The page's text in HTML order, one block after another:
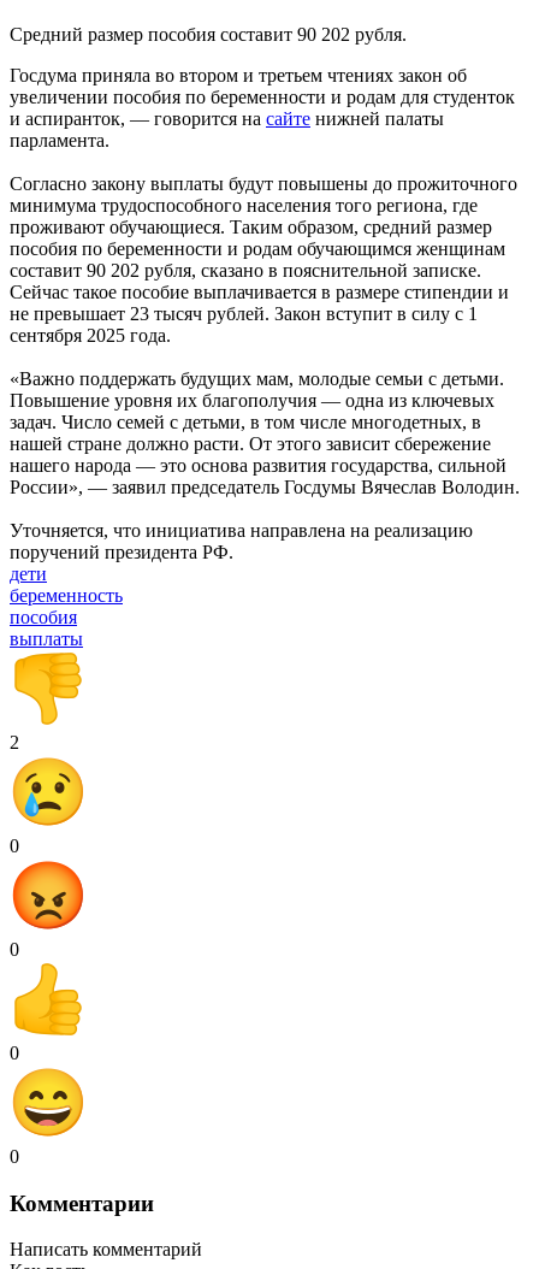
Средний размер пособия составит 90 202 рубля.
Госдума приняла во втором и третьем чтениях закон об
увеличении пособия по беременности и родам для студенток
и аспиранток, — говорится на сайте нижней палаты
парламента.
Согласно закону выплаты будут повышены до прожиточного
минимума трудоспособного населения того региона, где
проживают обучающиеся. Таким образом, средний размер
пособия по беременности и родам обучающимся женщинам
составит 90 202 рубля, сказано в пояснительной записке.
Сейчас такое пособие выплачивается в размере стипендии и
не превышает 23 тысяч рублей. Закон вступит в силу с 1
сентября 2025 года.
«Важно поддержать будущих мам, молодые семьи с детьми.
Повышение уровня их благополучия — одна из ключевых
задач. Число семей с детьми, в том числе многодетных, в
нашей стране должно расти. От этого зависит сбережение
нашего народа — это основа развития государства, сильной
России», — заявил председатель Госдумы Вячеслав Володин.
Уточняется, что инициатива направлена на реализацию
поручений президента РФ.
дети
беременность
пособия
выплаты
2
0
0
0
0
Комментарии
Написать комментарий